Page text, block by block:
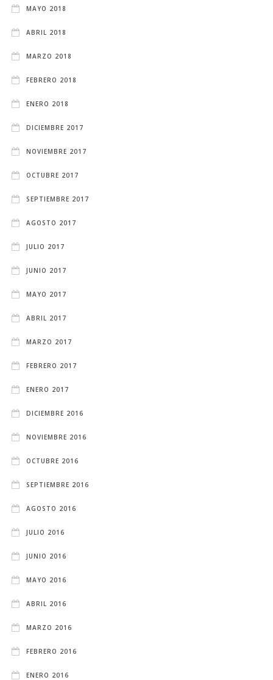
MAYO 2018
ABRIL 2018
MARZO 2018
FEBRERO 2018
ENERO 2018
DICIEMBRE 2017
NOVIEMBRE 2017
OCTUBRE 2017
SEPTIEMBRE 2017
AGOSTO 2017
JULIO 2017
JUNIO 2017
MAYO 2017
ABRIL 2017
MARZO 2017
FEBRERO 2017
ENERO 2017
DICIEMBRE 2016
NOVIEMBRE 2016
OCTUBRE 2016
SEPTIEMBRE 2016
AGOSTO 2016
JULIO 2016
JUNIO 2016
MAYO 2016
ABRIL 2016
MARZO 2016
FEBRERO 2016
ENERO 2016